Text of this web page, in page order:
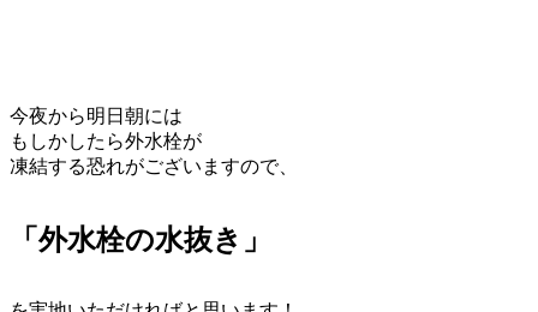
今夜から明日朝には
もしかしたら外水栓が
凍結する恐れがございますので、
「外水栓の水抜き」